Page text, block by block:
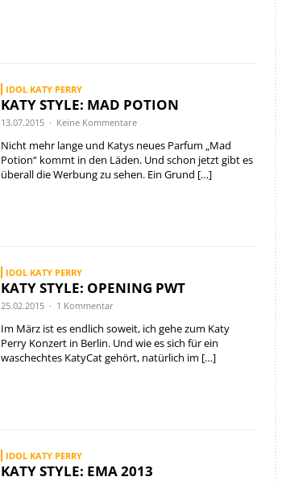
IDOL KATY PERRY
KATY STYLE: MAD POTION
13.07.2015 · Keine Kommentare
Nicht mehr lange und Katys neues Parfum „Mad
Potion“ kommt in den Läden. Und schon jetzt gibt es
überall die Werbung zu sehen. Ein Grund […]
IDOL KATY PERRY
KATY STYLE: OPENING PWT
25.02.2015 · 1 Kommentar
Im März ist es endlich soweit, ich gehe zum Katy
Perry Konzert in Berlin. Und wie es sich für ein
waschechtes KatyCat gehört, natürlich im […]
IDOL KATY PERRY
KATY STYLE: EMA 2013